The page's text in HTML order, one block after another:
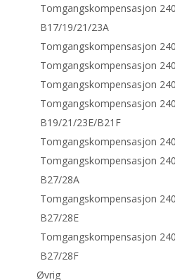
Tomgangskompensasjon 240
B17/19/21/23A
Tomgangskompensasjon
Tomgangskompensasjon
Tomgangskompensasjon
Tomgangskompensasjon 240
B19/21/23E/B21F
Tomgangskompensasjon
Tomgangskompensasjon
B27/28A
Tomgangskompensasjon
B27/28E
Tomgangskompensasjon
B27/28F
Øvrig